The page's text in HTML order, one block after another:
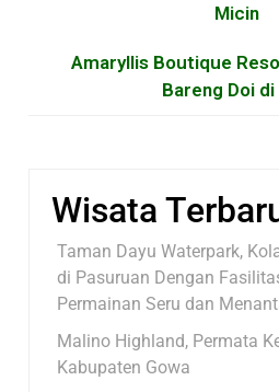
Micin
Amaryllis Boutique
Bareng Doi
Wisata
Taman Dayu Waterpark,
di Pasuruan Dengan
Permainan Seru dan
Malino Highland, Permata
Kabupaten Gowa